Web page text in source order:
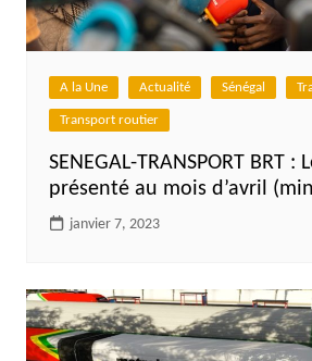
A la Une Actualité Sénégal
Transport routier
SENEGAL-TRANSPORT BRT
présenté au mois d’avril
janvier 7, 2023